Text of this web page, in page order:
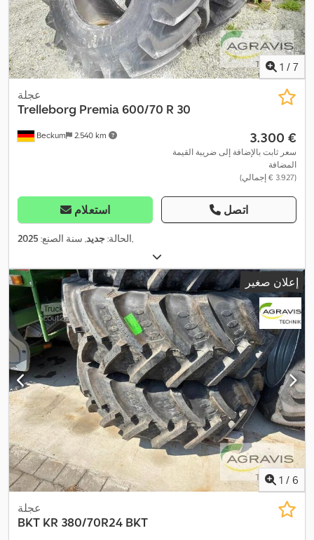
1 / 7
Beckum 2.540 km
عجلة
Trelleborg Premia 600/70 R 30
‏3.300 €
سعر ثابت بالإضافة إلى ضريبة القيمة
المضافة
(‏3.927 € إجمالي)
استعلام اتصل
الحالة:جديد, سنة الصنع: 2025 ,
إعلان صغير
1 / 6
عجلة
BKT KR 380/70R24 BKT